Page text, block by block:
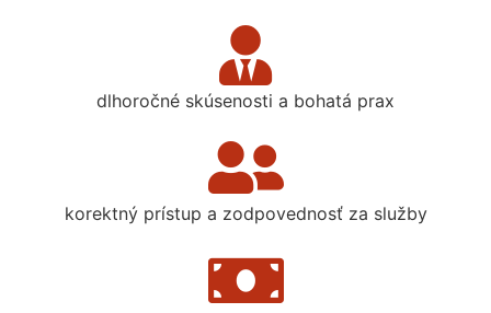
dlhoročné skúsenosti a bohatá prax
korektný prístup a zodpovednosť za služby